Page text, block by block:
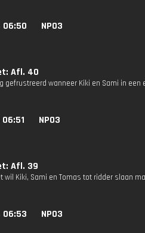
06:50 NPO3
Afl. 40
gefrustreerd wanneer Kiki en Sami in
NPO3
Afl. 39
wil Kiki, Sami en Tomas tot ridder slaan
06:53 NPO3